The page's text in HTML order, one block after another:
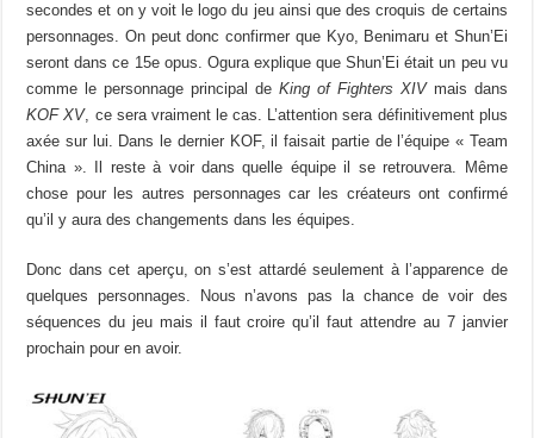
secondes et on y voit le logo du jeu ainsi que des croquis de certains
personnages. On peut donc confirmer que Kyo, Benimaru et Shun’Ei
seront dans ce 15e opus. Ogura explique que Shun’Ei était un peu vu
comme le personnage principal de King of Fighters XIVmais dans
KOF XV, ce sera vraiment le cas. L’attention sera définitivement plus
axée sur lui. Dans le dernier KOF, il faisait partie de l’équipe « Team
China ». Il reste à voir dans quelle équipe il se retrouvera. Même
chose pour les autres personnages car les créateurs ont confirmé
qu’il y aura des changements dans les équipes.
Donc dans cet aperçu, on s’est attardé seulement à l’apparence de
quelques personnages. Nous n’avons pas la chance de voir des
séquences du jeu mais il faut croire qu’il faut attendre au 7 janvier
prochain pour en avoir.